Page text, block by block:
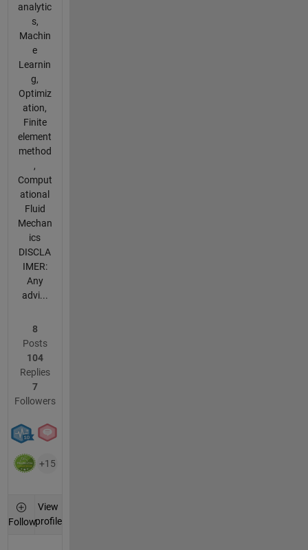
analytic
s,
Machin
e
Learnin
g,
Optimiz
ation,
Finite
element
method
,
Comput
ational
Fluid
Mechan
ics
DISCLA
IMER:
Any
advi...
8
Posts
104
Replies
7
Followers
+15
Follow
View
profile